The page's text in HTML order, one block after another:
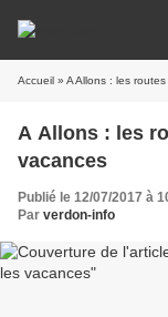
Accueil » A Allons : les
A Allons : les
vacances
Publié le 12/07/2017 à
Par verdon-info